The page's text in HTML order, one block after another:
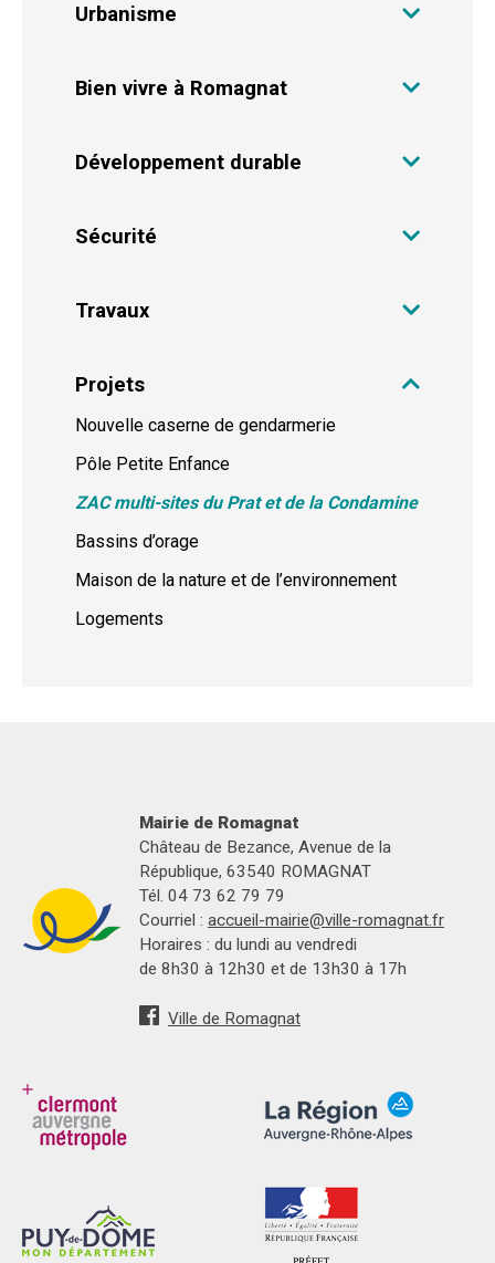
Urbanisme
Bien vivre à Romagnat
Développement durable
Sécurité
Travaux
Projets
Nouvelle caserne de gendarmerie
Pôle Petite Enfance
ZAC multi-sites du Prat et de la Condamine
Bassins d’orage
Maison de la nature et de l’environnement
Logements
Mairie de Romagnat
Château de Bezance, Avenue de la
République, 63540 ROMAGNAT
Tél. 04 73 62 79 79
Courriel : accueil-mairie@ville-romagnat.fr
Horaires : du lundi au vendredi
de 8h30 à 12h30 et de 13h30 à 17h
Ville de Romagnat